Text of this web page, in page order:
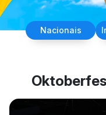
Nacionais